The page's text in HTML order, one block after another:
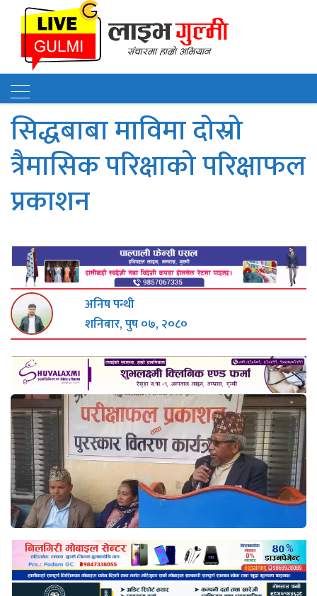
सिद्धबाबा माविमा दोस्रो
त्रैमासिक परिक्षाको परिक्षाफल
प्रकाशन
अनिष पन्थी
शनिबार, पुष ०७, २०८०